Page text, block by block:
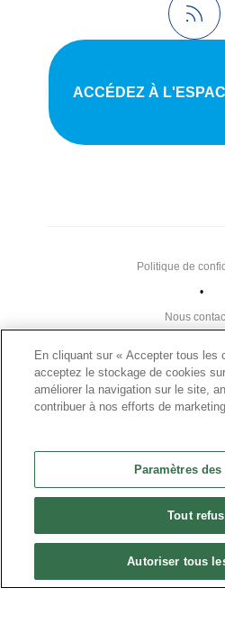
ACCÉDEZ À
Plan du site
•
Liens utiles
Nous
•
Politique de
•
CGU
•
•
En cliquant sur « Accepter tous les
acceptez le stockage de cookies
améliorer la navigation sur le site,
contribuer à nos efforts de
Paramètres
Tout
Autoriser tous